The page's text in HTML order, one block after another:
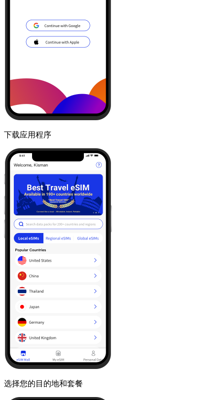
下载应用程序
选择您的目的地和套餐